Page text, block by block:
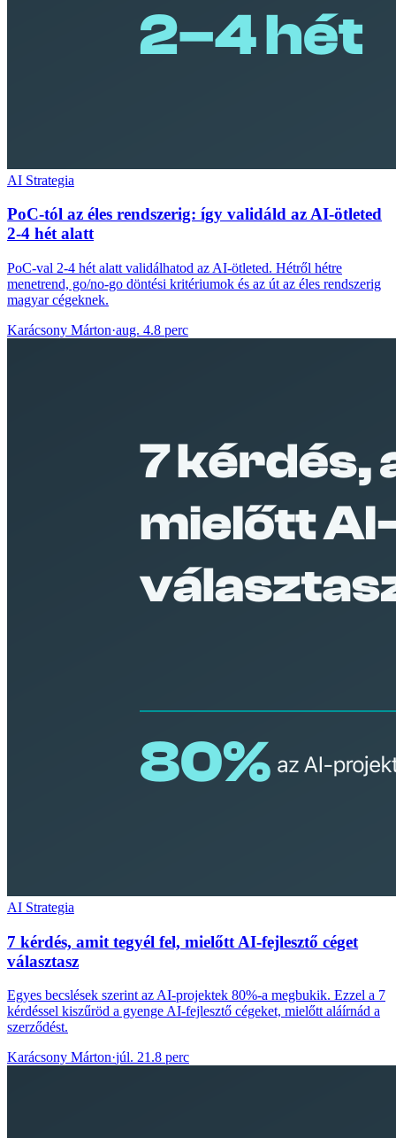
AI Strategia
PoC-tól az éles rendszerig: így validáld az AI-ötleted
2-4 hét alatt
PoC-val 2-4 hét alatt validálhatod az AI-ötleted. Hétről hétre
menetrend, go/no-go döntési kritériumok és az út az éles rendszerig
magyar cégeknek.
Karácsony Márton·aug. 4.8 perc
AI Strategia
7 kérdés, amit tegyél fel, mielőtt AI-fejlesztő céget
választasz
Egyes becslések szerint az AI-projektek 80%-a megbukik. Ezzel a 7
kérdéssel kiszűröd a gyenge AI-fejlesztő cégeket, mielőtt aláírnád a
szerződést.
Karácsony Márton·júl. 21.8 perc